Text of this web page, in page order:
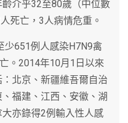
介乎32至80歲（中位數
死亡，3人病情危重。
少651例人感染H7N9禽
。2014年10月1日以來
北京、新疆維吾爾自治
福建、江西、安徽、湖
亦錄得2例輸入性人感